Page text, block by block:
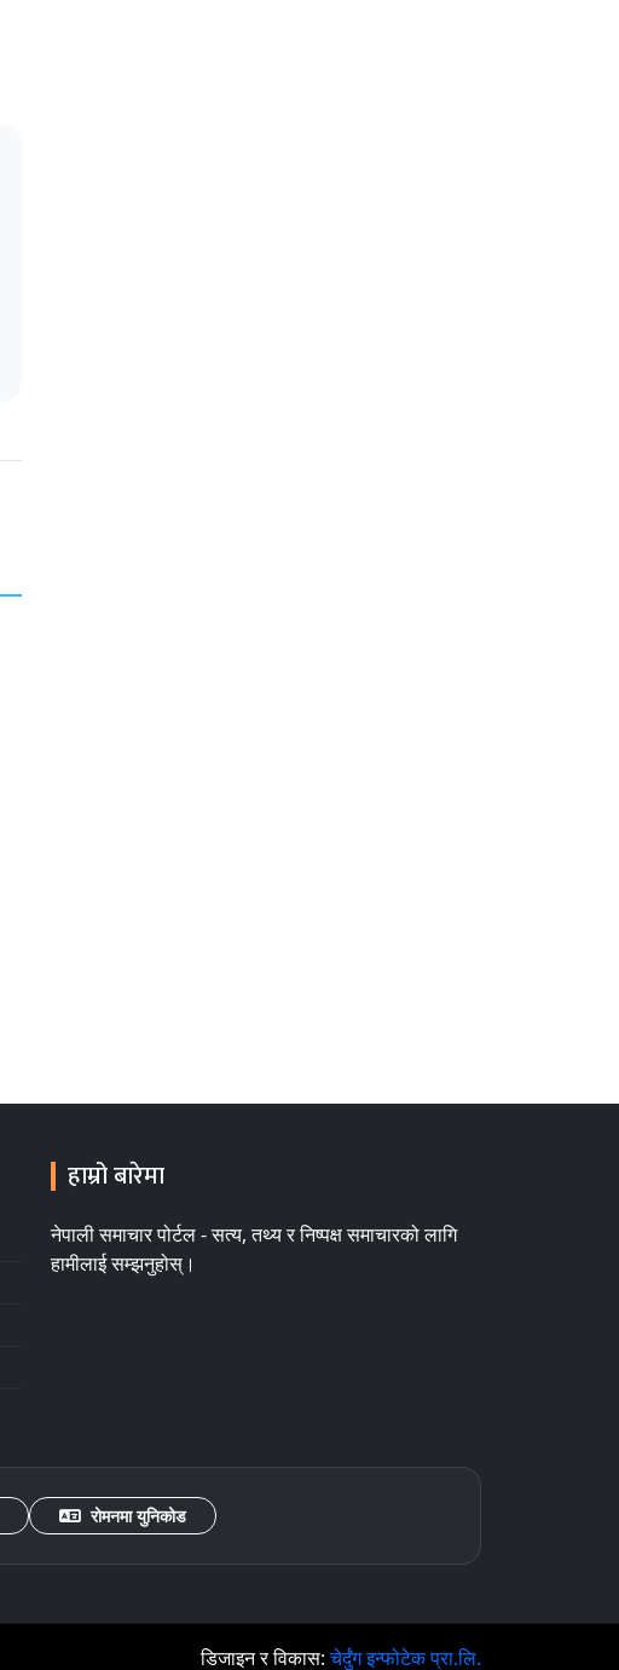
हाम्रो बारेमा
नेपाली समाचार पोर्टल - सत्य, तथ्य र निष्पक्ष समाचारको लागि
हामीलाई सम्झनुहोस्।
रोमनमा युनिकोड
डिजाइन र विकास:चेर्दुंग इन्फोटेक प्रा.लि.